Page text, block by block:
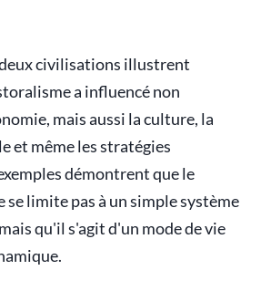
deux civilisations illustrent
a influencé non
mais aussi la culture, la
et même les stratégies
démontrent que le
se limite pas à un simple système
qu'il s'agit d'un mode de vie